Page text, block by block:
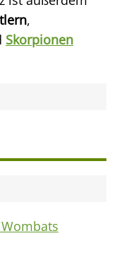
,
Skorpionen